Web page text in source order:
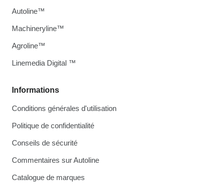
Informations
Conditions générales d'utilisation
Politique de confidentialité
Conseils de sécurité
Commentaires sur Autoline
Catalogue de marques
Autoline™
Machineryline™
Agroline™
Linemedia Digital ™